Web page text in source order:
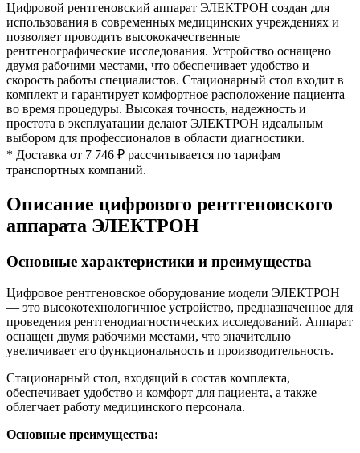
Цифровой рентгеновский аппарат ЭЛЕКТРОН создан для
использования в современных медицинских учреждениях и
позволяет проводить высококачественные
рентгенографические исследования. Устройство оснащено
двумя рабочими местами, что обеспечивает удобство и
скорость работы специалистов. Стационарный стол входит в
комплект и гарантирует комфортное расположение пациента
во время процедуры. Высокая точность, надежность и
простота в эксплуатации делают ЭЛЕКТРОН идеальным
выбором для профессионалов в области диагностики.
* Доставка от 7 746 ₽ рассчитывается по тарифам
транспортных компаний.
Описание цифрового рентгеновского
аппарата ЭЛЕКТРОН
Основные характеристики и преимущества
Цифровое рентгеновское оборудование модели ЭЛЕКТРОН
— это высокотехнологичное устройство, предназначенное для
проведения рентгенодиагностических исследований. Аппарат
оснащен двумя рабочими местами, что значительно
увеличивает его функциональность и производительность.
Стационарный стол, входящий в состав комплекта,
обеспечивает удобство и комфорт для пациента, а также
облегчает работу медицинского персонала.
Основные преимущества: